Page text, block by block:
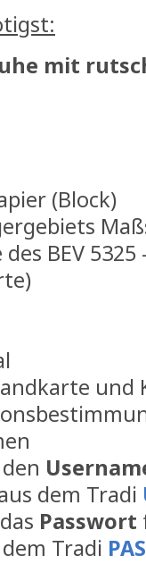
mit
(Block)
BEV
und
dem Tradi
Passwort
Tradi